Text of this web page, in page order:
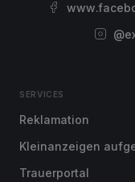
SERVICES
Reklamation
Kleinanzeigen
Trauerportal